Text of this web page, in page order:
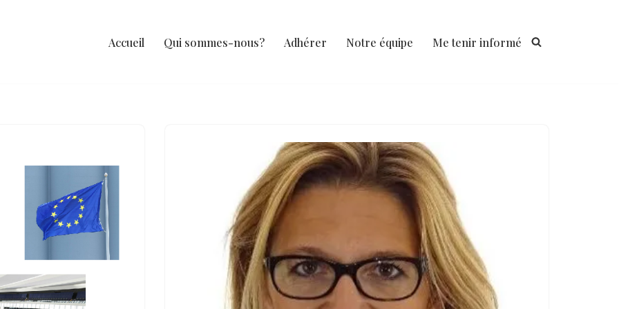
Accueil Qui sommes-nous? Adhérer Notre équipe Me tenir informé